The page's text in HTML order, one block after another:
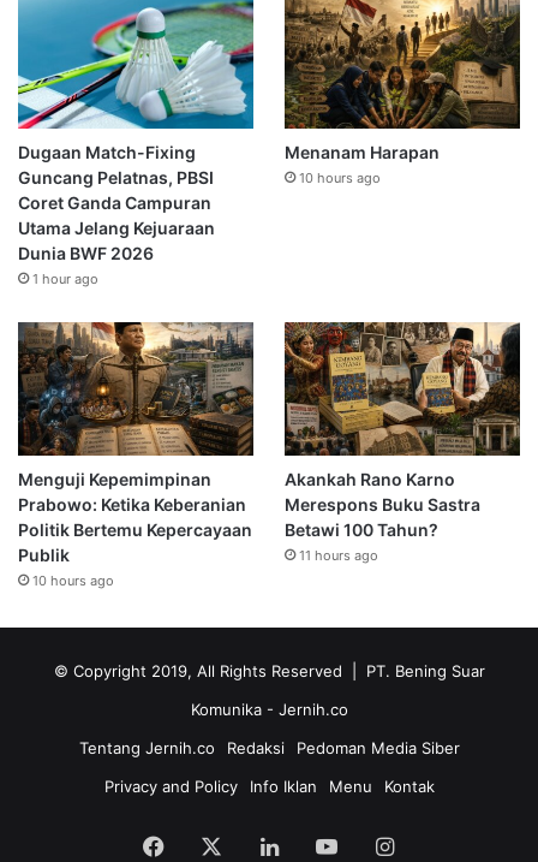
Dugaan Match-Fixing
Guncang Pelatnas, PBSI
Coret Ganda Campuran
Utama Jelang Kejuaraan
Dunia BWF 2026
1 hour ago
Menanam Harapan
10 hours ago
Menguji Kepemimpinan
Prabowo: Ketika Keberanian
Politik Bertemu Kepercayaan
Publik
10 hours ago
Akankah Rano Karno
Merespons Buku Sastra
Betawi 100 Tahun?
11 hours ago
© Copyright 2019, All Rights Reserved | PT. Bening Suar
Komunika - Jernih.co
Tentang Jernih.co
Redaksi
Pedoman Media Siber
Privacy and Policy
Info Iklan Menu Kontak
Facebook LinkedInYouTubeInstagram